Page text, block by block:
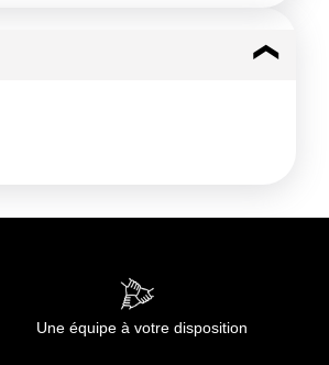
Une équipe à votre disposition